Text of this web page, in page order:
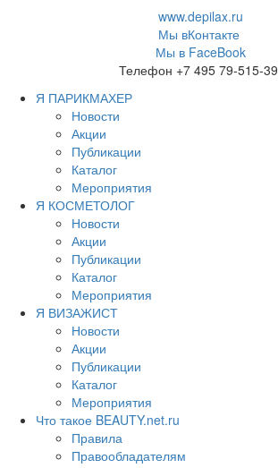
www.depilax.ru
Мы вКонтакте
Мы в FaceBook
Телефон +7 495 79-515-39
Я ПАРИКМАХЕР
Новости
Акции
Публикации
Каталог
Мероприятия
Я КОСМЕТОЛОГ
Новости
Акции
Публикации
Каталог
Мероприятия
Я ВИЗАЖИСТ
Новости
Акции
Публикации
Каталог
Мероприятия
Что такое BEAUTY.net.ru
Правила
Правообладателям